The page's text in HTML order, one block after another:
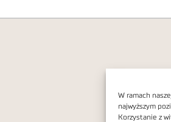
W ramach
najwyższym
Korzystanie z